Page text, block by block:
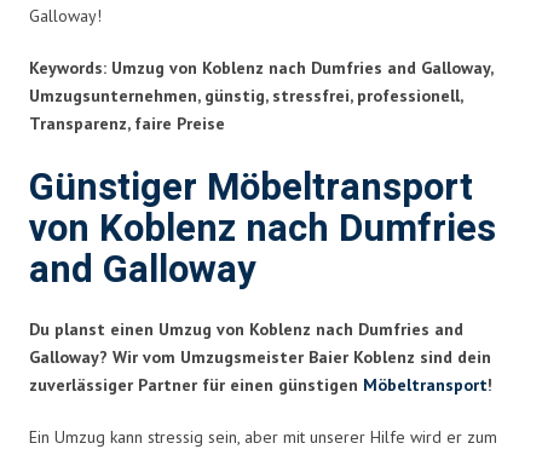
Galloway!
Keywords: Umzug von Koblenz nach Dumfries and Galloway,
Umzugsunternehmen, günstig, stressfrei, professionell,
Transparenz, faire Preise
Günstiger Möbeltransport
von Koblenz nach Dumfries
and Galloway
Du planst einen Umzug von Koblenz nach Dumfries and
Galloway? Wir vom Umzugsmeister Baier Koblenz sind dein
zuverlässiger Partner für einen günstigen Möbeltransport!
Ein Umzug kann stressig sein, aber mit unserer Hilfe wird er zum